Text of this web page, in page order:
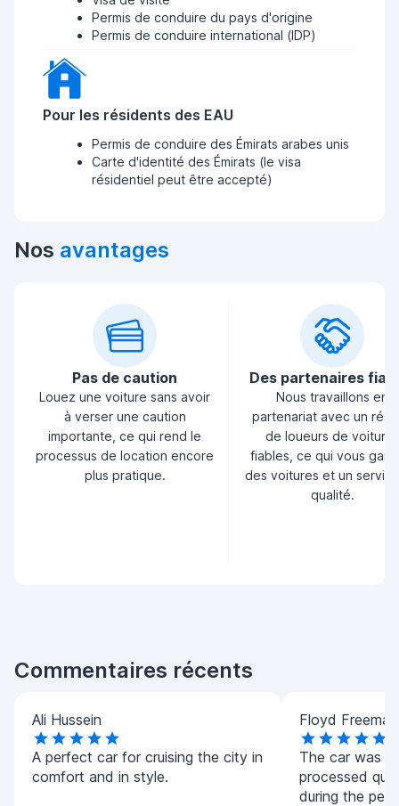
Permis de conduire du pays d'origine
Permis de conduire international (IDP)
Pour les résidents des EAU
Permis de conduire des Émirats arabes unis
Carte d'identité des Émirats (le visa
résidentiel peut être accepté)
Nos avantages
Pas de caution
Louez une voiture sans avoir
à verser une caution
importante, ce qui rend le
processus de location encore
plus pratique.
Des partenaires
Nous travaillons en
partenariat avec un
de loueurs de voitures
fiables, ce qui vous
des voitures et un
qualité.
Commentaires récents
Ali Hussein
A perfect car for cruising the city in
comfort and in style.
Floyd Freeman
The car was
processed
during the